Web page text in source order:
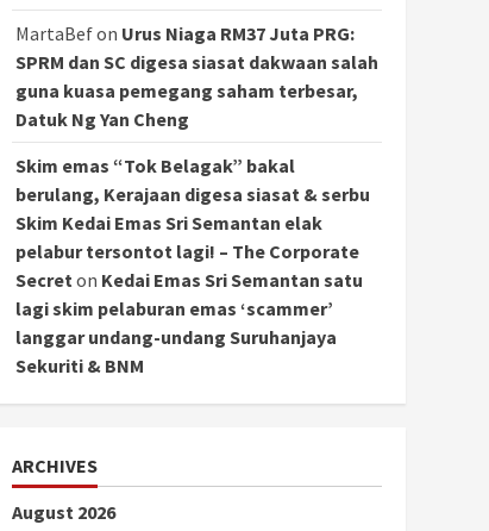
MartaBefon Urus Niaga RM37 Juta PRG:
SPRM dan SC digesa siasat dakwaan salah
guna kuasa pemegang saham terbesar,
Datuk Ng Yan Cheng
Skim emas “Tok Belagak” bakal
berulang, Kerajaan digesa siasat & serbu
Skim Kedai Emas Sri Semantan elak
pelabur tersontot lagi! – The Corporate
Secret on Kedai Emas Sri Semantan satu
lagi skim pelaburan emas ‘scammer’
langgar undang-undang Suruhanjaya
Sekuriti & BNM
ARCHIVES
August 2026